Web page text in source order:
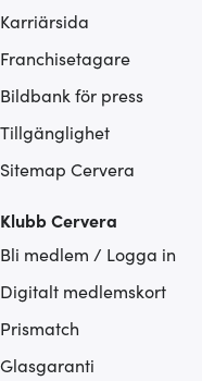
Karriärsida
Franchisetagare
Bildbank för press
Tillgänglighet
Sitemap Cervera
Klubb Cervera
Bli medlem / Logga in
Digitalt medlemskort
Prismatch
Glasgaranti